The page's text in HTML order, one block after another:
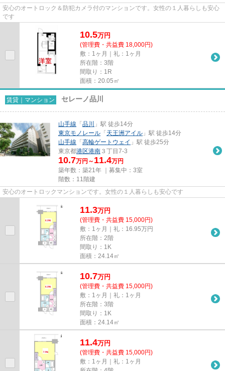
安心のオートロック＆防犯カメラ付のマンションです。女性の１人暮らしも安心
です
10.5万円
(管理費・共益費 18,000円)
敷：1ヶ月｜礼：1ヶ月
所在階：3階
間取り：1R
面積：20.05㎡
賃貸｜マンション セレーノ品川
山手線 「 品川
」駅 徒歩14分
東京モノレール 「 天王洲アイル 」駅 徒歩14分
山手線 「 高輪ゲートウェイ 」駅 徒歩25分
東京都港区港南 ３丁目7-3
10.7万円～ 11.4万円
築年数：築21年 ｜募集中： 3室
階数：11階建
安心のオートロックマンションです。女性の１人暮らしも安心です
11.3万円
(管理費・共益費 15,000円)
敷：1ヶ月｜礼：16.95万円
所在階：2階
間取り：1K
面積：24.14㎡
10.7万円
(管理費・共益費 15,000円)
敷：1ヶ月｜礼：1ヶ月
所在階：3階
間取り：1K
面積：24.14㎡
11.4万円
(管理費・共益費 15,000円)
敷：1ヶ月｜礼：1ヶ月